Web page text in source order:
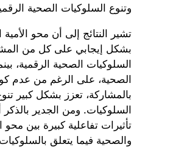
وتنوع السلوكيات الصحية
تشير النتائج إلى أن محو الأمية
بشكل إيجابي على كل من
السلوكيات الصحية الرقمية،
الصحية، على الرغم من عدم
بالمشاركة، تعزز بشكل كبير
السلوكيات. ومن الجدير بالذكر
تأثيرات تفاعلية كبيرة بين محو
والصحية فيما يتعلق